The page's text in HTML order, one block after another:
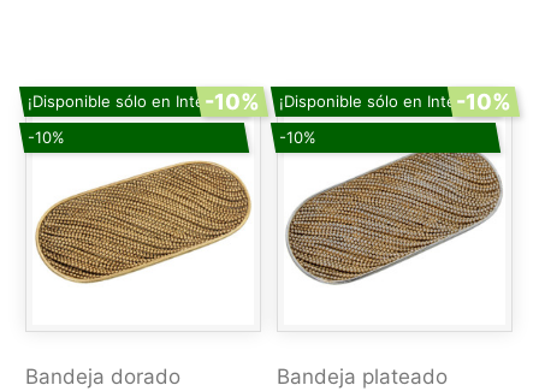
¡Disponible sólo en Internet!
-10%
-10%
Bandeja dorado
¡Disponible sólo en Internet!
-10%
-10%
Bandeja plateado